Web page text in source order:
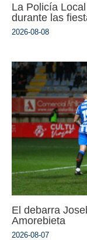
La Policía
durante las
2026-08-08
El debarra
Amorebieta
2026-08-07